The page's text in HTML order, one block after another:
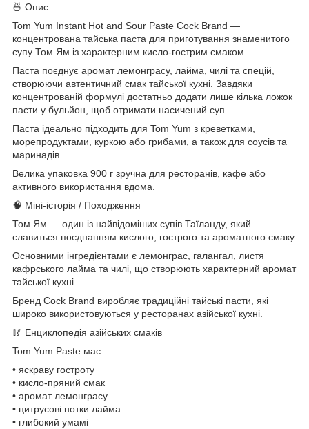
🍜 Опис
Tom Yum Instant Hot and Sour Paste Cock Brand —
концентрована тайська паста для приготування знаменитого
супу Том Ям із характерним кисло-гострим смаком.
Паста поєднує аромат лемонграсу, лайма, чилі та спецій,
створюючи автентичний смак тайської кухні. Завдяки
концентрованій формулі достатньо додати лише кілька ложок
пасти у бульйон, щоб отримати насичений суп.
Паста ідеально підходить для Tom Yum з креветками,
морепродуктами, куркою або грибами, а також для соусів та
маринадів.
Велика упаковка 900 г зручна для ресторанів, кафе або
активного використання вдома.
🧠 Міні-історія / Походження
Том Ям — один із найвідоміших супів Таїланду, який
славиться поєднанням кислого, гострого та ароматного смаку.
Основними інгредієнтами є лемонграс, галангал, листя
кафрського лайма та чилі, що створюють характерний аромат
тайської кухні.
Бренд Cock Brand виробляє традиційні тайські пасти, які
широко використовуються у ресторанах азійської кухні.
🥢 Енциклопедія азійських смаків
Tom Yum Paste має:
• яскраву гостроту
• кисло-пряний смак
• аромат лемонграсу
• цитрусові нотки лайма
• глибокий умамі